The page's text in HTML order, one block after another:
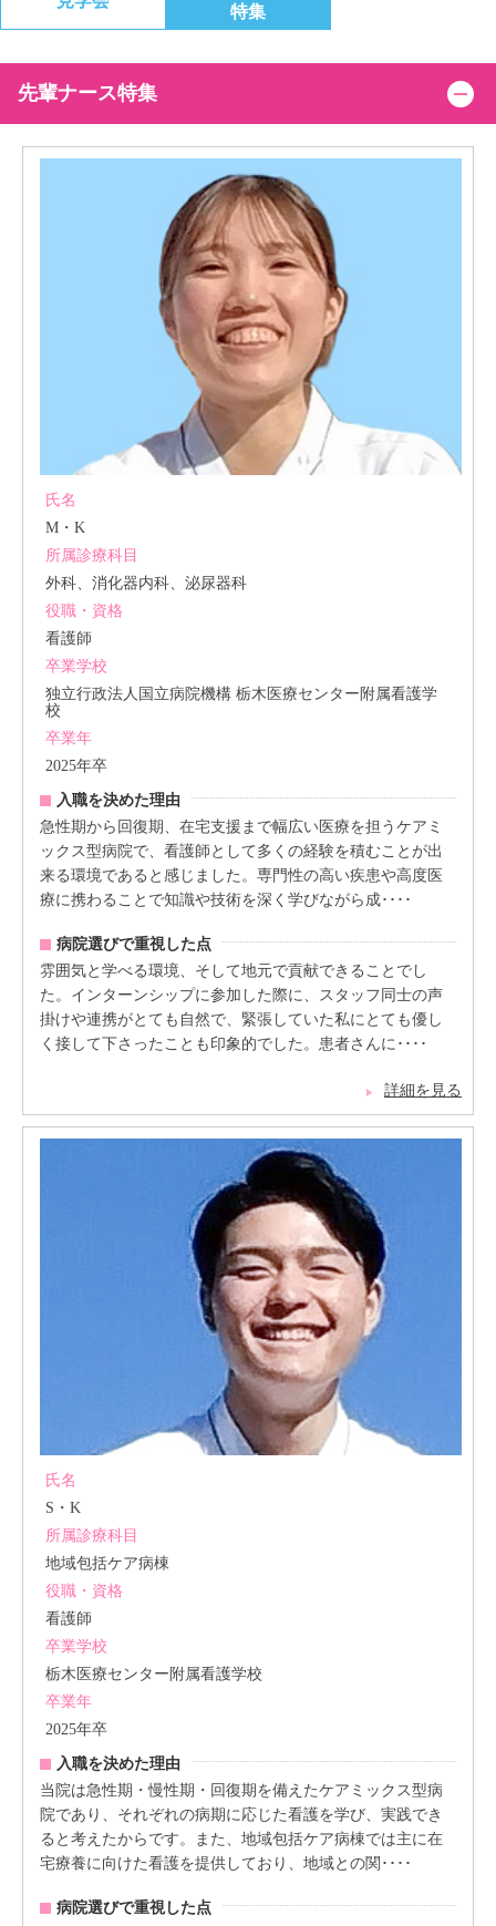
特集
先輩ナース特集
氏名
M・K
所属診療科目
外科、消化器内科、泌尿器科
役職・資格
看護師
卒業学校
独立行政法人国立病院機構 栃木医療センター附属看護学
校
卒業年
2025年卒
入職を決めた理由
急性期から回復期、在宅支援まで幅広い医療を担うケアミ
ックス型病院で、看護師として多くの経験を積むことが出
来る環境であると感じました。専門性の高い疾患や高度医
療に携わることで知識や技術を深く学びながら成････
病院選びで重視した点
雰囲気と学べる環境、そして地元で貢献できることでし
た。インターンシップに参加した際に、スタッフ同士の声
掛けや連携がとても自然で、緊張していた私にとても優し
く接して下さったことも印象的でした。患者さんに････
詳細を見る
氏名
S・K
所属診療科目
地域包括ケア病棟
役職・資格
看護師
卒業学校
栃木医療センター附属看護学校
卒業年
2025年卒
入職を決めた理由
当院は急性期・慢性期・回復期を備えたケアミックス型病
院であり、それぞれの病期に応じた看護を学び、実践でき
ると考えたからです。また、地域包括ケア病棟では主に在
宅療養に向けた看護を提供しており、地域との関････
病院選びで重視した点